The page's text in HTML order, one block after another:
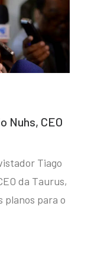
Nuhs, CEO
Tiago
da Taurus,
planos para o